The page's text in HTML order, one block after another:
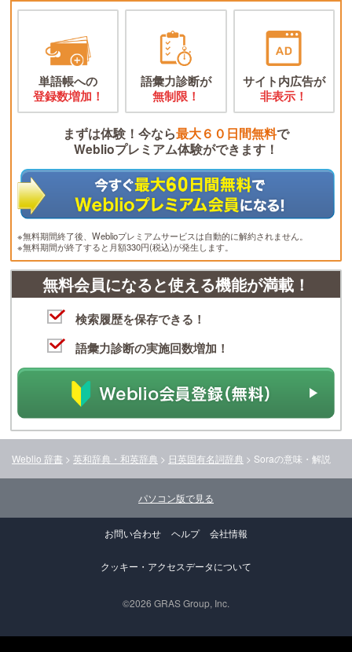
単語帳への
登録数増加！
語彙力診断が
無制限！
サイト内広告が
非表示！
まずは体験！今なら最大６０日間無料で
Weblioプレミアム体験ができます！
※無料期間終了後、Weblioプレミアムサービスは自動的に解約されません。
※無料期間が終了すると月額330円(税込)が発生します。
無料会員になると使える機能が満載！
検索履歴を保存できる！
語彙力診断の実施回数増加！
Weblio 辞書 > 英和辞典・和英辞典 > 日英固有名詞辞典 > Soraの意味・解説
パソコン版で見る
お問い合わせ ヘルプ 会社情報
クッキー・アクセスデータについて
©2026 GRAS Group, Inc.